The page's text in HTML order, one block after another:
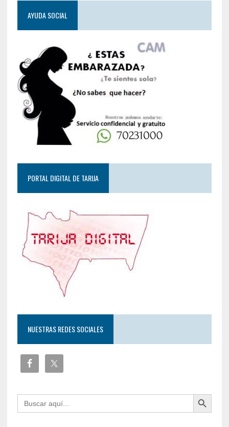
AYUDA SOCIAL
PORTAL DIGITAL DE TARIJA
NUESTRAS REDES SOCIALES
Buscar: Botón de búsqueda